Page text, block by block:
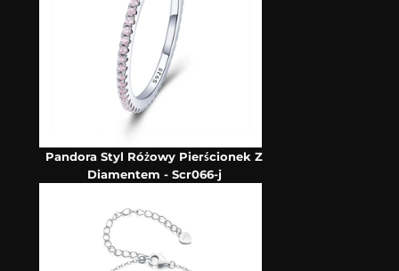
Pandora Styl Różowy Pierścionek Z
Diamentem - Scr066-j